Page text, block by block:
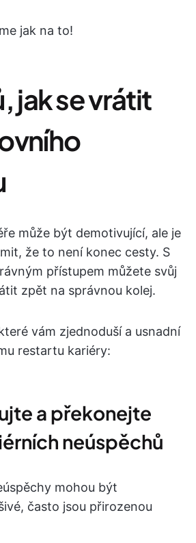
jak na to!
jak se vrátit
může být demotivující, ale je
že to není konec cesty. S
přístupem můžete svůj
zpět na správnou kolej.
vám zjednoduší a usnadní
restartu kariéry:
a překonejte
neúspěchů
mohou být
často jsou přirozenou